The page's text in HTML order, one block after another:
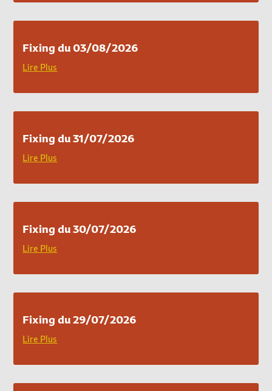
Fixing du 03/08/2026
Lire Plus
Fixing du 31/07/2026
Lire Plus
Fixing du 30/07/2026
Lire Plus
Fixing du 29/07/2026
Lire Plus